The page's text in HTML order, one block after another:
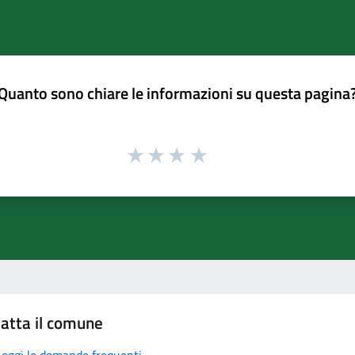
sono chiare le informazioni su questa
il comune